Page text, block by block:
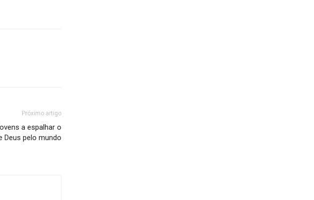
Próximo artigo
a espalhar o
Deus pelo mundo